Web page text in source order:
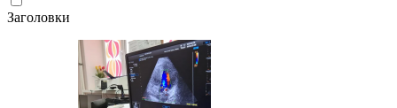
Заголовки